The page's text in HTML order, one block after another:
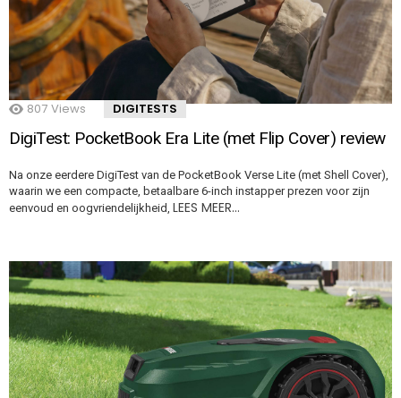
807 Views DIGITESTS
DigiTest: PocketBook Era Lite (met Flip Cover) review
Na onze eerdere DigiTest van de PocketBook Verse Lite (met Shell Cover),
waarin we een compacte, betaalbare 6-inch instapper prezen voor zijn
eenvoud en oogvriendelijkheid, LEES MEER…